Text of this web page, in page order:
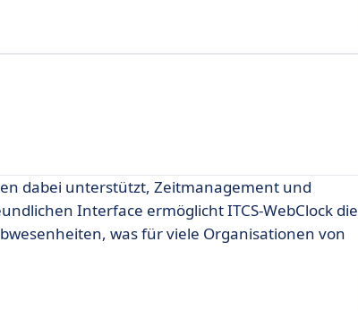
dabei unterstützt, Zeitmanagement und
Interface ermöglicht ITCS-WebClock die
was für viele Organisationen von